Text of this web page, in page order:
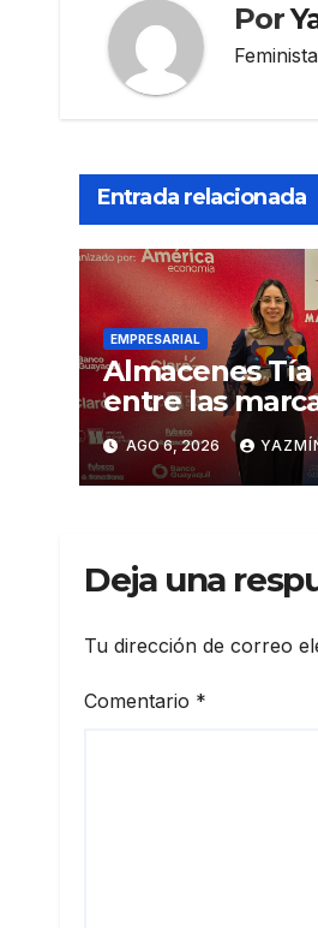
Por
Entrada relacionada
EMPRESARIAL
Almacenes
entre las
influyentes
AGO 6, 2026
Deja una
Tu dirección de correo
Comentario *